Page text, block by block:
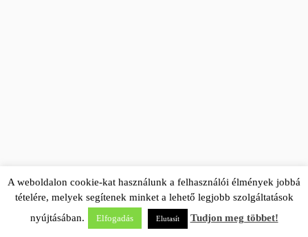
·© 2026 EHS Global·Powered by ·Designed with theCustomizr theme·
A weboldalon cookie-kat használunk a felhasználói élmények jobbá
tételére, melyek segítenek minket a lehető legjobb szolgáltatások
nyújtásában.
Elfogadás Elutasít Tudjon meg többet!